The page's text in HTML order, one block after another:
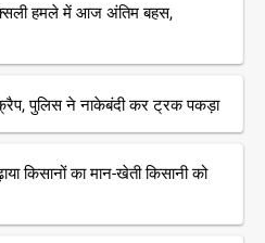
हमले में आज अंतिम बहस,
पुलिस ने नाकेबंदी कर ट्रक पकड़ा
किसानों का मान-खेती किसानी को